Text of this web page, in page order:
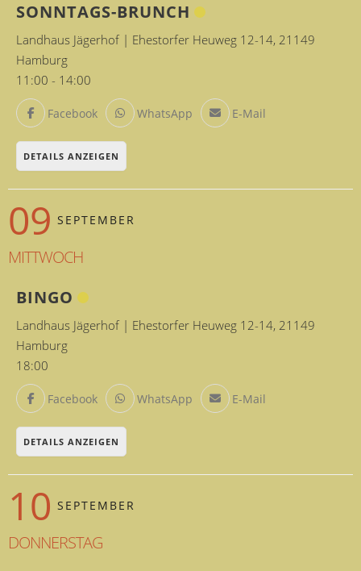
SONNTAGS-BRUNCH
Landhaus Jägerhof | Ehestorfer Heuweg 12-14, 21149
Hamburg
11:00 - 14:00
Facebook WhatsApp E-Mail
DETAILS ANZEIGEN
09 SEPTEMBER
MITTWOCH
BINGO
Landhaus Jägerhof | Ehestorfer Heuweg 12-14, 21149
Hamburg
18:00
Facebook WhatsApp E-Mail
DETAILS ANZEIGEN
10 SEPTEMBER
DONNERSTAG